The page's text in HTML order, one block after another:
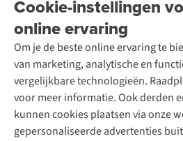
Cookie-instellingen
online ervaring
Om je de beste online ervaring te
van marketing, analytische en
vergelijkbare technologieën.
voor meer informatie. Ook derden
kunnen cookies plaatsen via onze
gepersonaliseerde advertenties
Garantie
Contact
Over A.S.Adventure
Toegankelijkheidsverklaring
Wasservice
Schoenonderhoud
Schoenherstelling
Kledingherstelling
Retouches
Voor bedrijven
A.S.Magazine
Podcast
Explore Academy
Explore Camp
Gear Check
Inspiratie & advies
Meld je aan voor de nieuwsbrief
Follow us